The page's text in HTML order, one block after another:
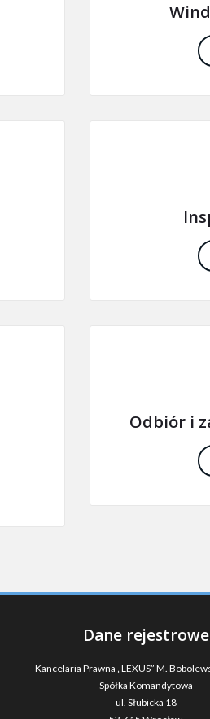
Odbiór i
Dane rejestrowe
Kancelaria Prawna „LEXUS” M.
Spółka Komandytowa
ul. Słubicka 18